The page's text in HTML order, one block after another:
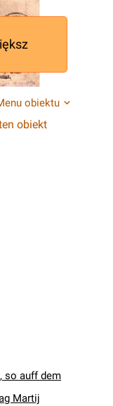
obiektu
obiekt
so auff dem
Martij